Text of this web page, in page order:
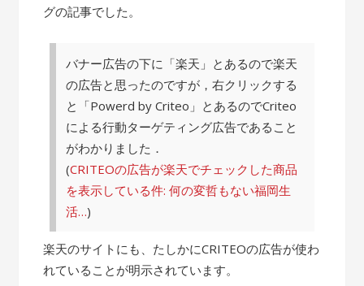
グの記事でした。
バナー広告の下に「楽天」とあるので楽天
の広告と思ったのですが，右クリックする
と「Powerd by Criteo」とあるのでCriteo
による行動ターゲティング広告であること
がわかりました．
(CRITEOの広告が楽天でチェックした商品
を表示している件: 何の変哲もない福岡生
活…)
楽天のサイトにも、たしかにCRITEOの広告が使わ
れていることが明示されています。